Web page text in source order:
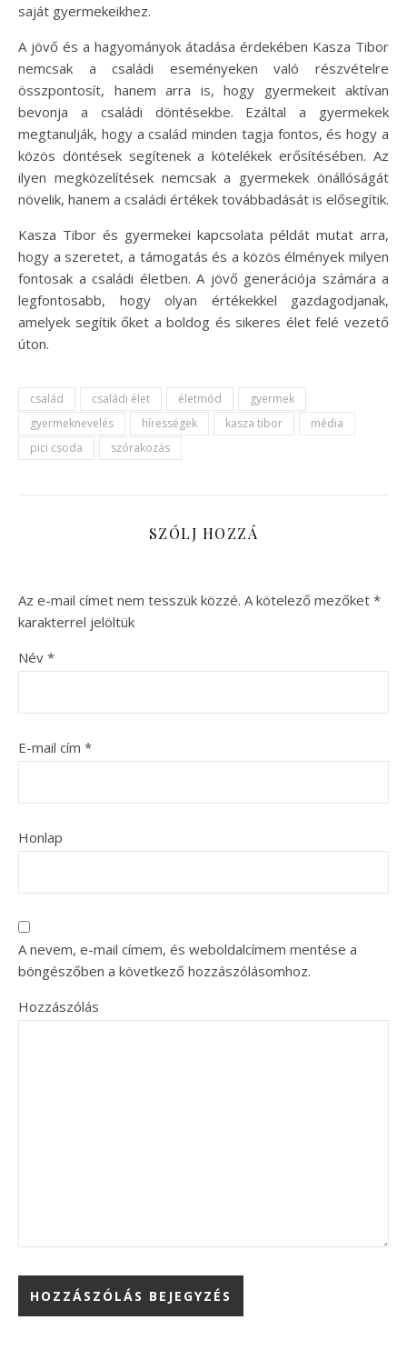
saját gyermekeikhez.
A jövő és a hagyományok átadása érdekében Kasza Tibor
nemcsak a családi eseményeken való részvételre
összpontosít, hanem arra is, hogy gyermekeit aktívan
bevonja a családi döntésekbe. Ezáltal a gyermekek
megtanulják, hogy a család minden tagja fontos, és hogy a
közös döntések segítenek a kötelékek erősítésében. Az
ilyen megközelítések nemcsak a gyermekek önállóságát
növelik, hanem a családi értékek továbbadását is elősegítik.
Kasza Tibor és gyermekei kapcsolata példát mutat arra,
hogy a szeretet, a támogatás és a közös élmények milyen
fontosak a családi életben. A jövő generációja számára a
legfontosabb, hogy olyan értékekkel gazdagodjanak,
amelyek segítik őket a boldog és sikeres élet felé vezető
úton.
család családi élet életmód
gyermek
gyermeknevelés
hírességek kasza tibor
média
pici csoda
szórakozás
SZÓLJ HOZZÁ
Az e-mail címet nem tesszük közzé. A kötelező mezőket *
karakterrel jelöltük
Név *
E-mail cím *
Honlap
A nevem, e-mail címem, és weboldalcímem mentése a
böngészőben a következő hozzászólásomhoz.
Hozzászólás